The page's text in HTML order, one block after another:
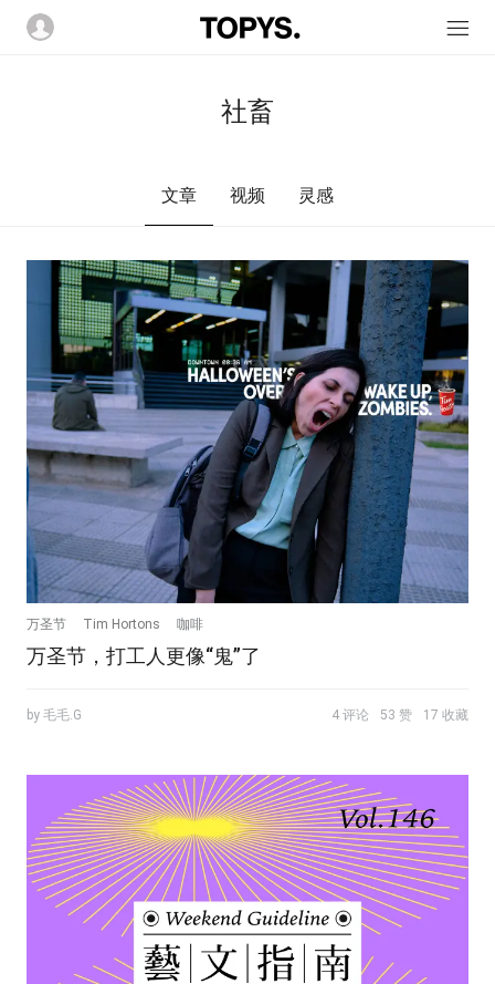
社畜
文章 视频 灵感
万圣节 Tim Hortons 咖啡
万圣节，打工人更像“鬼”了
by 毛毛.G 4 评论 53 赞 17 收藏